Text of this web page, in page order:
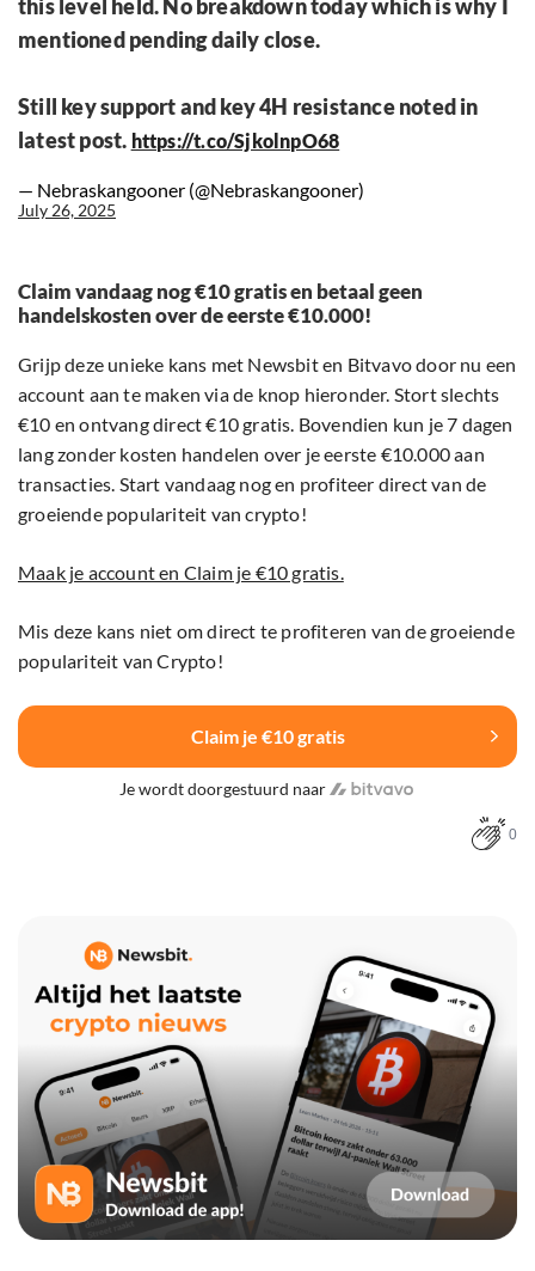
this level held. No breakdown today which is why I
mentioned pending daily close.
Still key support and key 4H resistance noted in
latest post. https://t.co/SjkolnpO68
— Nebraskangooner (@Nebraskangooner)
July 26, 2025
Claim vandaag nog €10 gratis en betaal geen
handelskosten over de eerste €10.000!
Grijp deze unieke kans met Newsbit en Bitvavo door nu een
account aan te maken via de knop hieronder. Stort slechts
€10 en ontvang direct €10 gratis. Bovendien kun je 7 dagen
lang zonder kosten handelen over je eerste €10.000 aan
transacties. Start vandaag nog en profiteer direct van de
groeiende populariteit van crypto!
Maak je account en Claim je €10 gratis.
Mis deze kans niet om direct te profiteren van de groeiende
populariteit van Crypto!
Claim je €10 gratis
Je wordt doorgestuurd naar
0